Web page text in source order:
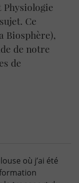
Physiologie
Ce
Biosphère),
de notre
de
où j’ai été